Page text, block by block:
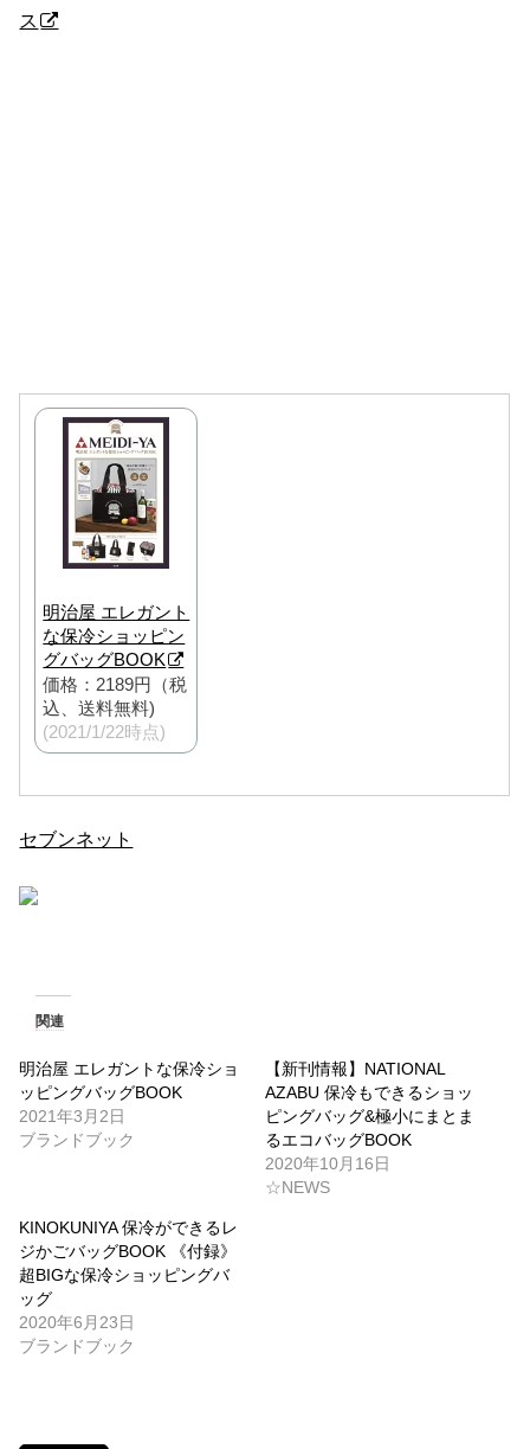
ス
明治屋 エレガント
な保冷ショッピン
グバッグBOOK
価格：2189円（税
込、送料無料)
(2021/1/22時点)
セブンネット
関連
明治屋 エレガントな保冷ショ
ッピングバッグBOOK
2021年3月2日
ブランドブック
【新刊情報】NATIONAL
AZABU 保冷もできるショッ
ピングバッグ&極小にまとま
るエコバッグBOOK
2020年10月16日
☆NEWS
KINOKUNIYA 保冷ができるレ
ジかごバッグBOOK 《付録》
超BIGな保冷ショッピングバ
ッグ
2020年6月23日
ブランドブック